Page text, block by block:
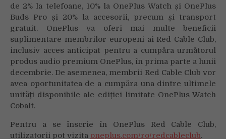
de 2% la telefoane, 10% la OnePlus Watch și OnePlus
Buds Pro și 20% la accesorii, precum și transport
gratuit. OnePlus va oferi mai multe beneficii
suplimentare membrilor europeni ai Red Cable Club,
inclusiv acces anticipat pentru a cumpăra următorul
produs audio premium OnePlus, în prima parte a lunii
decembrie. De asemenea, membrii Red Cable Club vor
avea oportunitatea de a cumpăra una dintre ultimele
unități disponibile ale ediției limitate OnePlus Watch
Cobalt.
Pentru a se înscrie în OnePlus Red Cable Club,
utilizatorii pot vizita oneplus.com/ro/redcableclub.